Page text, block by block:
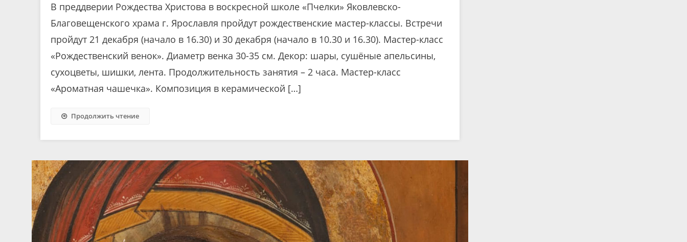
В преддверии Рождества Христова в воскресной школе «Пчелки» Яковлевско-
Благовещенского храма г. Ярославля пройдут рождественские мастер-классы. Встречи
пройдут 21 декабря (начало в 16.30) и 30 декабря (начало в 10.30 и 16.30). Мастер-класс
«Рождественский венок». Диаметр венка 30-35 см. Декор: шары, сушёные апельсины,
сухоцветы, шишки, лента. Продолжительность занятия – 2 часа. Мастер-класс
«Ароматная чашечка». Композиция в керамической […]
Продолжить чтение